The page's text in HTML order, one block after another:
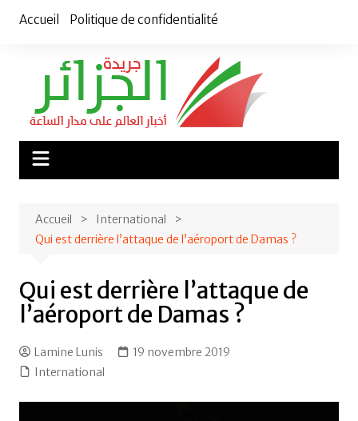
Accueil Politique de confidentialité
Accueil
International
Qui est derrière l’attaque de l’aéroport de Damas ?
Qui est derrière l’attaque de
l’aéroport de Damas ?
Lamine Lunis
19 novembre 2019
International